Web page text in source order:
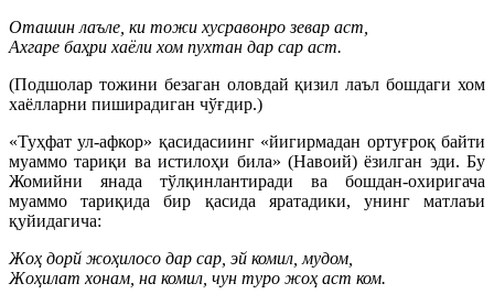
Оташин лаъле, ки тожи хусравонро зевар аст,
Ахгаре баҳри хаёли хом пухтан дар сар аст.
(Подшолар тожини безаган оловдай қизил лаъл бошдаги хом
хаёлларни пиширадиган чўғдир.)
«Туҳфат ул-афкор» қасидасиинг «йигирмадан ортуғроқ байти
муаммо тариқи ва истилоҳи била» (Навоий) ёзилган эди. Бу
Жомийни янада тўлқинлантиради ва бошдан-охиригача
муаммо тариқида бир қасида яратадики, унинг матлаъи
қуйидагича:
Жоҳ дорй жоҳилосо дар сар, эй комил, мудом,
Жоҳилат хонам, на комил, чун туро жоҳ аст ком.